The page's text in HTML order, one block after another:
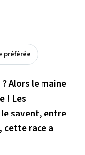
préférée
? Alors le maine
! Les
savent, entre
cette race a